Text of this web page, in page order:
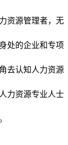
资源管理者，无
处的企业和专项
去认知人力资源
力资源专业人士